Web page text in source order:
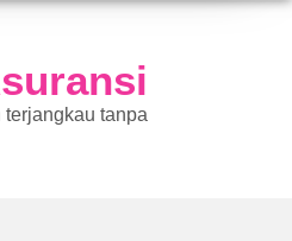
tanpa